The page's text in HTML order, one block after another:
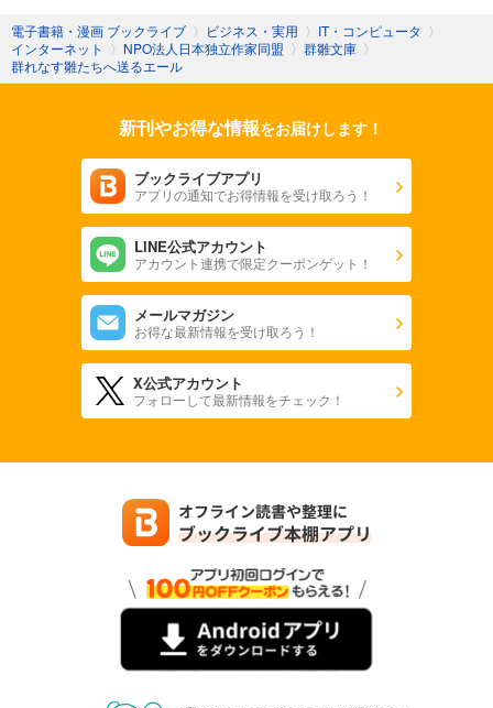
電子書籍・漫画 ブックライブ 〉 ビジネス・実用 〉 IT・コンピュータ 〉
インターネット
〉 NPO法人日本独立作家同盟 〉 群雛文庫 〉
群れなす雛たちへ送るエール
新刊やお得な情報をお届けします！
ブックライブアプリ
アプリの通知でお得情報を受け取ろう！
LINE公式アカウント
アカウント連携で限定クーポンゲット！
メールマガジン
お得な最新情報を受け取ろう！
X公式アカウント
フォローして最新情報をチェック！